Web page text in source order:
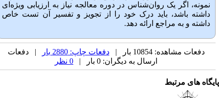
نمونه، اگر یک روان‌شناس در دوره معالجه نیاز به ارزیابی ویژه‌ای
داشته باشد، باید درک خود را از تجویز و تفسیر آن تست خاص
داشته و به مراجع ارائه دهد.
دفعات مشاهده: 10854 بار | دفعات چاپ: 2880 بار
| دفعات
ارسال به دیگران: 0 بار |
های مرتبط